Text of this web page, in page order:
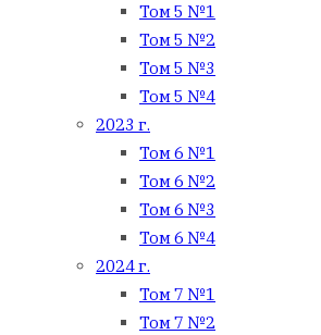
Том 5 №1
Том 5 №2
Том 5 №3
Том 5 №4
2023 г.
Том 6 №1
Том 6 №2
Том 6 №3
Том 6 №4
2024 г.
Том 7 №1
Том 7 №2